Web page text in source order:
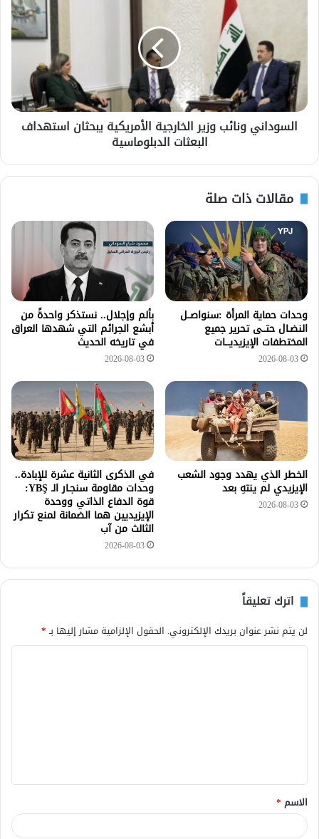
السوداني ونائب وزير الخارجية الأمريكية يبحثان استهداف
البعثات الدبلوماسية
مقالات ذات صلة
وحدات حماية المرأة :سنواصــل
النضـال حتــى تحرير جميع
المختطفات الإيزيديـــات
2026-08-03
بألم وإجلال.. نستذكر واحدةً من
أبشع الجرائم التي شهدها العراق
في تاريخه الحديث
2026-08-03
الخطر الذي يهدد وجود الشعب
الإيزيدي لم ينتهِ بعد
2026-08-03
في الذكرى الثانية عشرة للإبادة..
وحدات مقاومة سنجـار الـ YBŞ:
قوة الدفاع الذاتي ووحدة
الإيزيديين هما الضمانة لمنع تكرار
الثالث من آب
2026-08-03
اترك تعليقاً
لن يتم نشر عنوان بريدك الإلكتروني. الحقول الإلزامية مشار إليها بـ*
ق
*
الاسم *